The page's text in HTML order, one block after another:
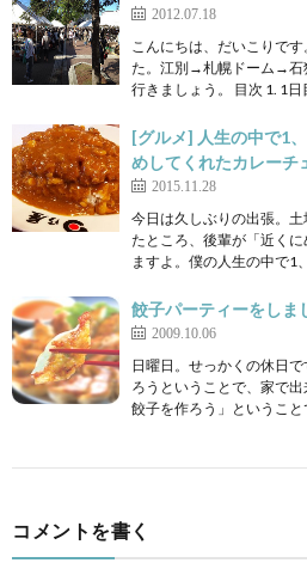
2012.07.18
こんにちは、だいこりで
た。江別→札幌ドーム→石
行きましょう。 目次 1. 1
[グルメ] 人生の中で1
めしてくれたカレーチ
2015.11.28
今日は久しぶりの出張。
たところ、後輩が「近く
ますよ。僕の人生の中で1
餃子パーティーをしま
2009.10.06
日曜日。せっかくの休日
ろうということで、家で出
餃子を作ろう」というこ
コメントを書く